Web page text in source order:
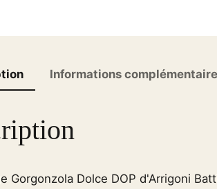
Informations
Gorgonzola Dolce DOP d'Arrigoni